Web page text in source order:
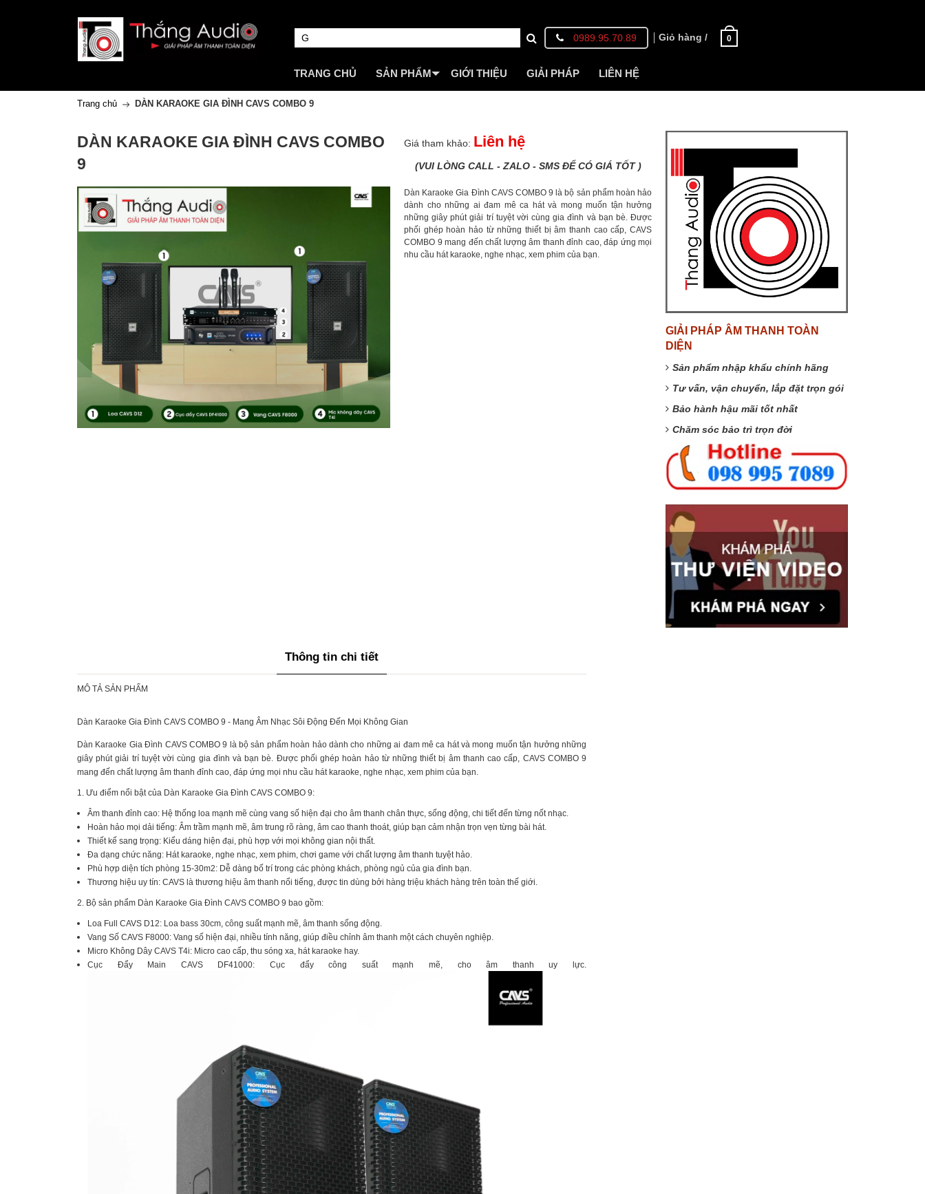
0989.95.70.89 Giỏ hàng / 0
TRANG CHỦ SẢN PHẨM GIỚI THIỆU GIẢI PHÁP LIÊN HỆ
Trang chủ DÀN KARAOKE GIA ĐÌNH CAVS COMBO 9
DÀN KARAOKE GIA ĐÌNH CAVS COMBO
9
Giá tham khảo: Liên hệ
(VUI LÒNG CALL - ZALO - SMS ĐỂ CÓ GIÁ TỐT )
Dàn Karaoke Gia Đình CAVS COMBO 9 là bộ sản phẩm hoàn hảo
dành cho những ai đam mê ca hát và mong muốn tận hưởng
những giây phút giải trí tuyệt vời cùng gia đình và bạn bè. Được
phối ghép hoàn hảo từ những thiết bị âm thanh cao cấp, CAVS
COMBO 9 mang đến chất lượng âm thanh đỉnh cao, đáp ứng mọi
nhu cầu hát karaoke, nghe nhạc, xem phim của bạn.
GIẢI PHÁP ÂM THANH TOÀN
DIỆN
Sản phẩm nhập khẩu chính hãng
Tư vấn, vận chuyển, lắp đặt trọn gói
Bảo hành hậu mãi tốt nhất
Chăm sóc bảo trì trọn đời
Thông tin chi tiết
MÔ TẢ SẢN PHẨM
Dàn Karaoke Gia Đình CAVS COMBO 9 - Mang Âm Nhạc Sôi Động Đến Mọi Không Gian
Dàn Karaoke Gia Đình CAVS COMBO 9 là bộ sản phẩm hoàn hảo dành cho những ai đam mê ca hát và mong muốn tận hưởng những
giây phút giải trí tuyệt vời cùng gia đình và bạn bè. Được phối ghép hoàn hảo từ những thiết bị âm thanh cao cấp, CAVS COMBO 9
mang đến chất lượng âm thanh đỉnh cao, đáp ứng mọi nhu cầu hát karaoke, nghe nhạc, xem phim của bạn.
1. Ưu điểm nổi bật của Dàn Karaoke Gia Đình CAVS COMBO 9:
Âm thanh đỉnh cao: Hệ thống loa mạnh mẽ cùng vang số hiện đại cho âm thanh chân thực, sống động, chi tiết đến từng nốt nhạc.
Hoàn hảo mọi dải tiếng: Âm trầm mạnh mẽ, âm trung rõ ràng, âm cao thanh thoát, giúp bạn cảm nhận trọn vẹn từng bài hát.
Thiết kế sang trọng: Kiểu dáng hiện đại, phù hợp với mọi không gian nội thất.
Đa dạng chức năng: Hát karaoke, nghe nhạc, xem phim, chơi game với chất lượng âm thanh tuyệt hảo.
Phù hợp diện tích phòng 15-30m2: Dễ dàng bố trí trong các phòng khách, phòng ngủ của gia đình bạn.
Thương hiệu uy tín: CAVS là thương hiệu âm thanh nổi tiếng, được tin dùng bởi hàng triệu khách hàng trên toàn thế giới.
2. Bộ sản phẩm Dàn Karaoke Gia Đình CAVS COMBO 9 bao gồm:
Loa Full CAVS D12: Loa bass 30cm, công suất mạnh mẽ, âm thanh sống động.
Vang Số CAVS F8000: Vang số hiện đại, nhiều tính năng, giúp điều chỉnh âm thanh một cách chuyên nghiệp.
Micro Không Dây CAVS T4i: Micro cao cấp, thu sóng xa, hát karaoke hay.
Cục Đẩy Main CAVS DF41000: Cục đẩy công suất mạnh mẽ, cho âm thanh uy lực.